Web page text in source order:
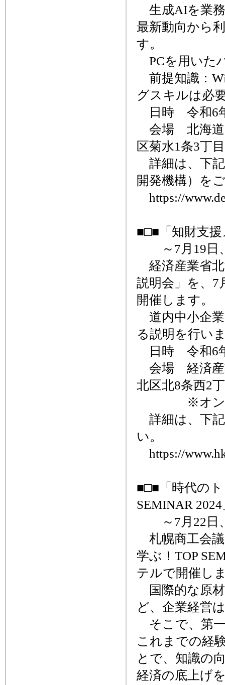
生成AIを業
最新動向から
す。
PCを用いた
前提知識：
グスキルは必
日時 令和6年
会場 北海道
区菊水1条3丁
詳細は、下
開発機構）を
https://
■□■「知財支
～7月19日、
経済産業省北
説明会」を、7
開催します。
道内中小企
る説明を行い
日時 令和6年
会場 経済産
北区北8条西2
※オンライ
詳細は、下
い。
https://
■□■「時代の
SEMINAR
～7月22日
札幌商工会
学ぶ！TOP
テルで開催し
国際的な原
ど、企業経営
そこで、第
これまでの経
とで、知識の
経済の底上げ